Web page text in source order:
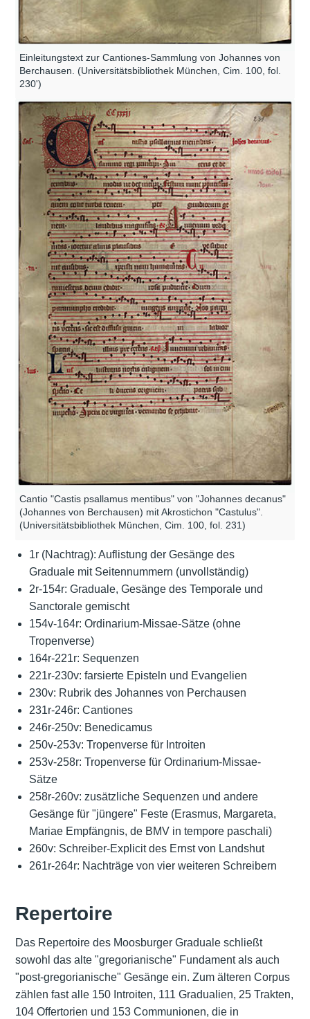
Einleitungstext zur Cantiones-Sammlung von Johannes von
Berchausen. (Universitätsbibliothek München, Cim. 100, fol.
230')
Cantio "Castis psallamus mentibus" von "Johannes decanus"
(Johannes von Berchausen) mit Akrostichon "Castulus".
(Universitätsbibliothek München, Cim. 100, fol. 231)
1r (Nachtrag): Auflistung der Gesänge des
Graduale mit Seitennummern (unvollständig)
2r-154r: Graduale, Gesänge des Temporale und
Sanctorale gemischt
154v-164r: Ordinarium-Missae-Sätze (ohne
Tropenverse)
164r-221r: Sequenzen
221r-230v: farsierte Episteln und Evangelien
230v: Rubrik des Johannes von Perchausen
231r-246r: Cantiones
246r-250v: Benedicamus
250v-253v: Tropenverse für Introiten
253v-258r: Tropenverse für Ordinarium-Missae-
Sätze
258r-260v: zusätzliche Sequenzen und andere
Gesänge für "jüngere" Feste (Erasmus, Margareta,
Mariae Empfängnis, de BMV in tempore paschali)
260v: Schreiber-Explicit des Ernst von Landshut
261r-264r: Nachträge von vier weiteren Schreibern
Repertoire
Das Repertoire des Moosburger Graduale schließt
sowohl das alte "gregorianische" Fundament als auch
"post-gregorianische" Gesänge ein. Zum älteren Corpus
zählen fast alle 150 Introiten, 111 Gradualien, 25 Trakten,
104 Offertorien und 153 Communionen, die in